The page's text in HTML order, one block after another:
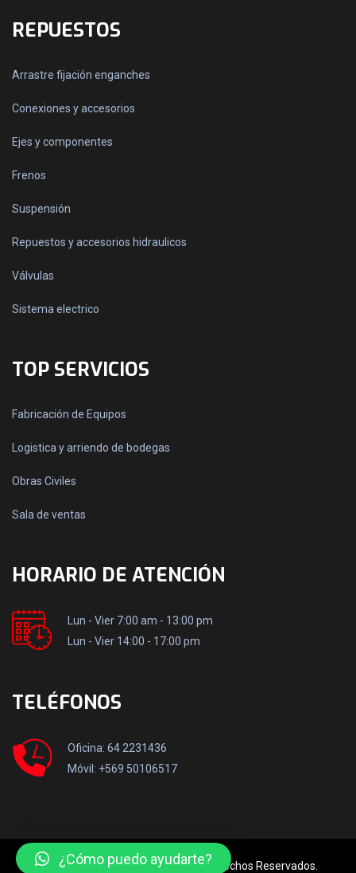
REPUESTOS
Arrastre fijación enganches
Conexiones y accesorios
Ejes y componentes
Frenos
Suspensión
Repuestos y accesorios hidraulicos
Válvulas
Sistema electrico
TOP SERVICIOS
Fabricación de Equipos
Logistica y arriendo de bodegas
Obras Civiles
Sala de ventas
HORARIO DE ATENCIÓN
Lun - Vier 7:00 am - 13:00 pm
Lun - Vier 14:00 - 17:00 pm
TELÉFONOS
Oficina: 64 2231436
Móvil: +569 50106517
© 2023 Tormesol Ltda. Todos los Derechos Reservados.
¿Cómo puedo ayudarte?